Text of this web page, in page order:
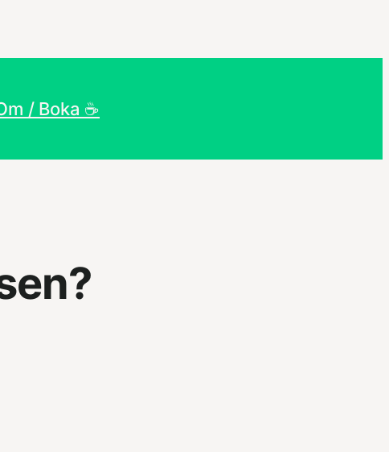
/ Boka ☕